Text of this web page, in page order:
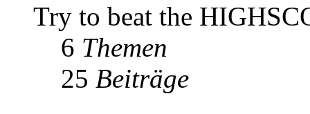
Try to beat the
6 Themen
25 Beiträge